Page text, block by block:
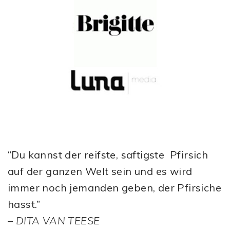
“Du kannst der reifste, saftigste Pfirsich
auf der ganzen Welt sein und es wird
immer noch jemanden geben, der Pfirsiche
hasst.”
– DITA VAN TEESE